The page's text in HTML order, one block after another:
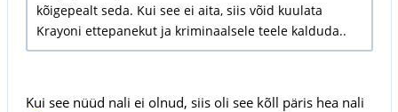
kõigepealt seda. Kui see ei aita, siis võid kuulata
Krayoni ettepanekut ja kriminaalsele teele kalduda..
Kui see nüüd nali ei olnud, siis oli see kõll päris hea nali